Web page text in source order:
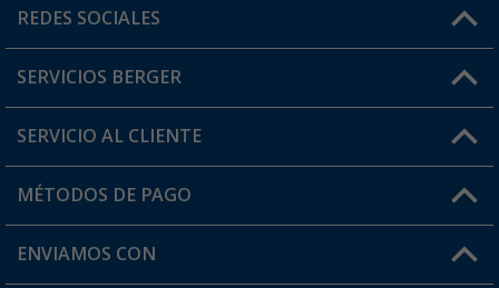
Horario de atención al cliente:
¿Tienes alguna duda?
REDES SOCIALES
SERVICIOS BERGER
Conviértete en distribuidor
Mi cuenta
Tarjeta Berger Digital
SERVICIO AL CLIENTE
FAQ y Contacto
Información de envío
MÉTODOS DE PAGO
ENVIAMOS CON